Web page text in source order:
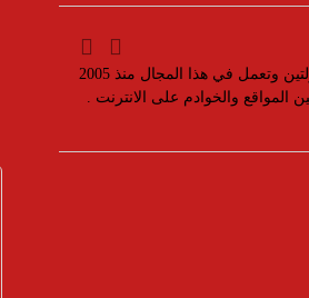
مؤسسة رسمية تابعه لوزارة التجارة والصناعة بسجل تجاري رقم 392254 متواجدة في دولتين وتعمل في هذا المجال منذ 2005
والخوادم على الانترنت .